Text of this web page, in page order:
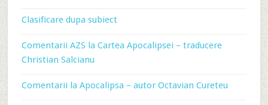
Clasificare dupa subiect
Comentarii AZS la Cartea Apocalipsei – traducere
Christian Salcianu
Comentarii la Apocalipsa – autor Octavian Cureteu